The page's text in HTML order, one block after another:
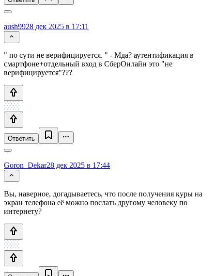
aush9928 дек 2025 в 17:11
" по сути не верифицируется. " - Мда? аутентификация в
смартфоне+отдельный вход в СберОнлайн это "не
верифицируется"???
Ответить
Goron_Dekar28 дек 2025 в 17:44
Вы, наверное, догадываетесь, что после получения куры на
экран телефона её можно послать другому человеку по
интернету?